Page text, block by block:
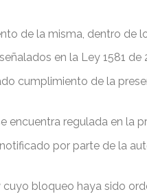
de la misma, dentro de
en la Ley 1581 de
cumplimiento de la
encuentra regulada en la
por parte de la
bloqueo haya sido